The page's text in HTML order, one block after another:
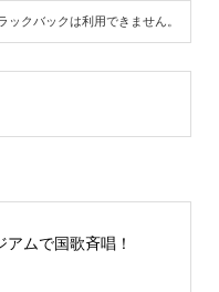
ックバックは利用できません。
アムで国歌斉唱！